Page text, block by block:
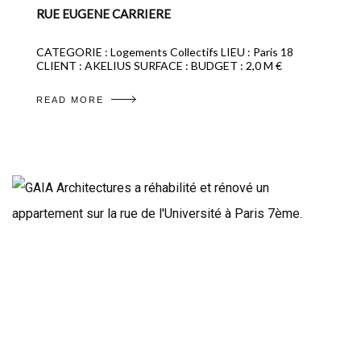
RUE EUGENE CARRIERE
CATEGORIE : Logements Collectifs LIEU : Paris 18
CLIENT : AKELIUS SURFACE : BUDGET : 2,0 M €
READ MORE